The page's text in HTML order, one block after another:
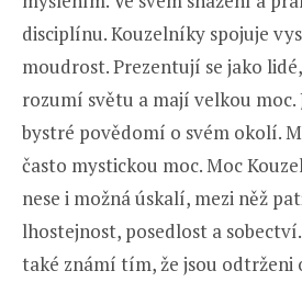
disciplínu. Kouzelníky spojuje
moudrost. Prezentují se jako
rozumí světu a mají velkou
bystré povědomí o svém okolí.
často mystickou moc. Moc
nese i možná úskalí, mezi něž
lhostejnost, posedlost a
také známí tím, že jsou odtrženi